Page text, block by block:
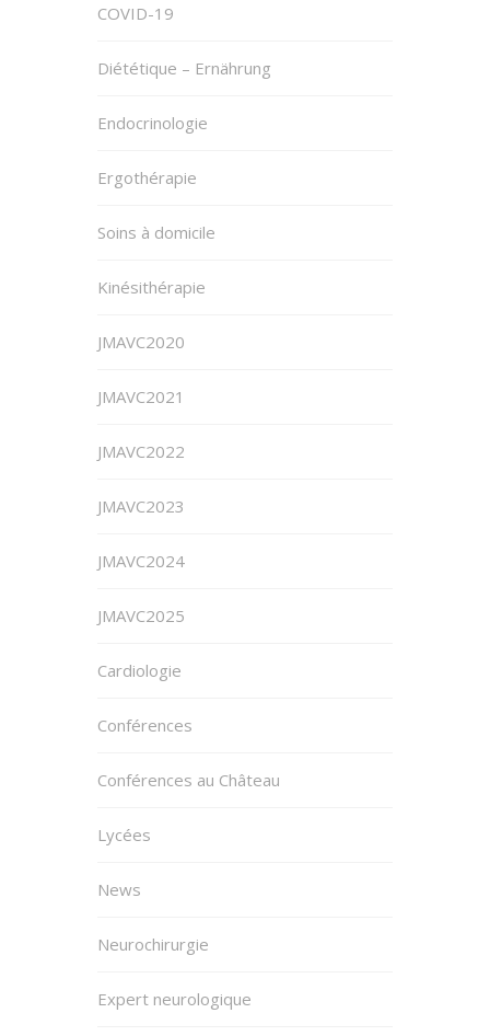
COVID-19
Diététique – Ernährung
Endocrinologie
Ergothérapie
Soins à domicile
Kinésithérapie
JMAVC2020
JMAVC2021
JMAVC2022
JMAVC2023
JMAVC2024
JMAVC2025
Cardiologie
Conférences
Conférences au Château
Lycées
News
Neurochirurgie
Expert neurologique